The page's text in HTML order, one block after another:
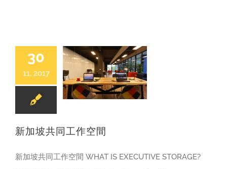
30
11, 2017
新加坡共同工作空間
新加坡共同工作空間 WHAT IS EXECUTIVE STORAGE?